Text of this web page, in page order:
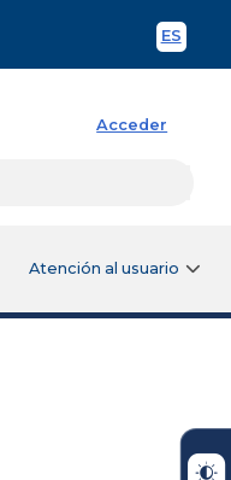
ES
Acceder
Atención al usuario